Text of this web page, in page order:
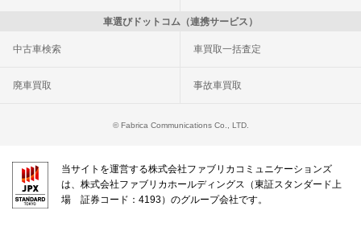
車選びドットコム（連携サービス）
中古車検索 車買取一括査定
廃車買取 事故車買取
© Fabrica Communications Co., LTD.
当サイトを運営する株式会社ファブリカコミュニケーションズ
は、株式会社ファブリカホールディングス（東証スタンダード上
場 証券コード：4193）のグループ会社です。